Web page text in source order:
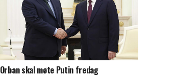
Orban skal møte Putin fredag